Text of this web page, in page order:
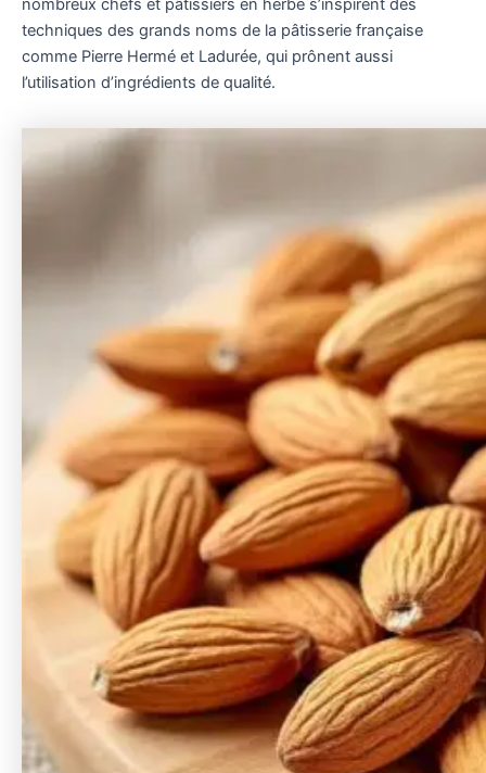
nombreux chefs et pâtissiers en herbe s’inspirent des
techniques des grands noms de la pâtisserie française
comme Pierre Hermé et Ladurée, qui prônent aussi
l’utilisation d’ingrédients de qualité.